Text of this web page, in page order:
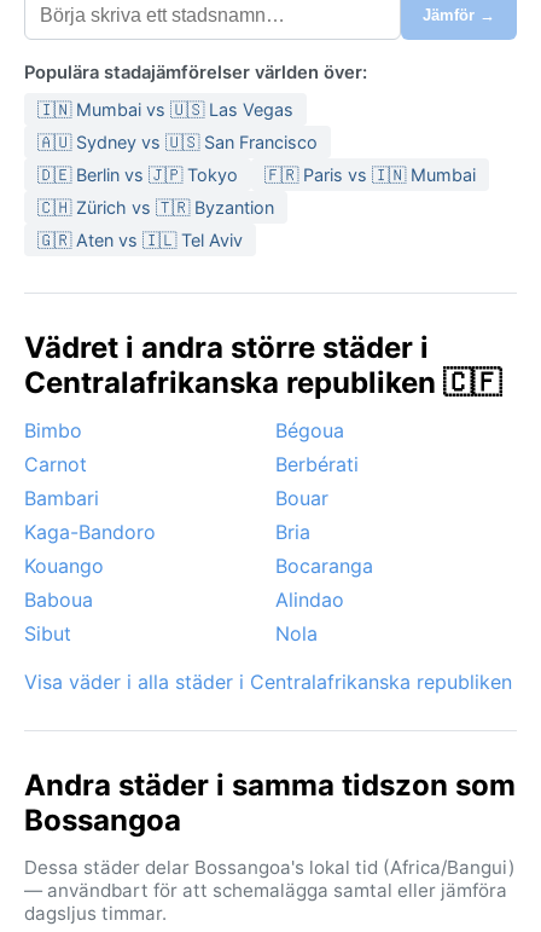
Jämför →
Populära stadajämförelser världen över:
🇮🇳 Mumbai vs 🇺🇸 Las Vegas
🇦🇺 Sydney vs 🇺🇸 San Francisco
🇩🇪 Berlin vs 🇯🇵 Tokyo
🇫🇷 Paris vs 🇮🇳 Mumbai
🇨🇭 Zürich vs 🇹🇷 Byzantion
🇬🇷 Aten vs 🇮🇱 Tel Aviv
Vädret i andra större städer i
Centralafrikanska republiken 🇨🇫
Bimbo
Bégoua
Carnot
Berbérati
Bambari
Bouar
Kaga-Bandoro
Bria
Kouango
Bocaranga
Baboua
Alindao
Sibut
Nola
Visa väder i alla städer i Centralafrikanska republiken
Andra städer i samma tidszon som
Bossangoa
Dessa städer delar Bossangoa's lokal tid (Africa/Bangui)
— användbart för att schemalägga samtal eller jämföra
dagsljus timmar.